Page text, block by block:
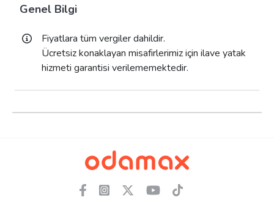
Genel Bilgi
Fiyatlara tüm vergiler dahildir.
Ücretsiz konaklayan misafirlerimiz için ilave yatak
hizmeti garantisi verilememektedir.